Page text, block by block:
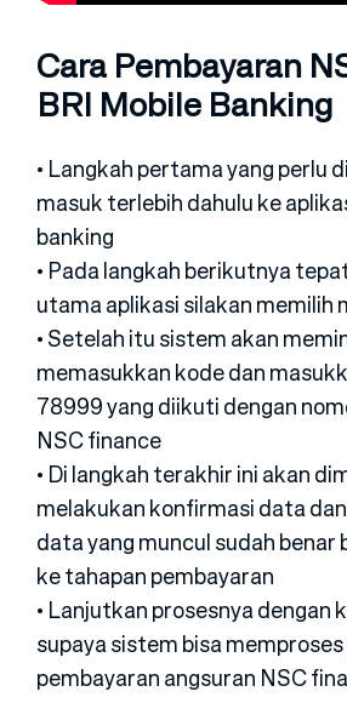
Cara Pembayaran
BRI Mobile Banking
• Langkah pertama yang perlu
masuk terlebih dahulu ke
banking
• Pada langkah berikutnya
utama aplikasi silakan memilih
• Setelah itu sistem akan
memasukkan kode dan
78999 yang diikuti dengan
NSC finance
• Di langkah terakhir ini akan
melakukan konfirmasi data
data yang muncul sudah benar
ke tahapan pembayaran
• Lanjutkan prosesnya dengan
supaya sistem bisa
pembayaran angsuran NSC